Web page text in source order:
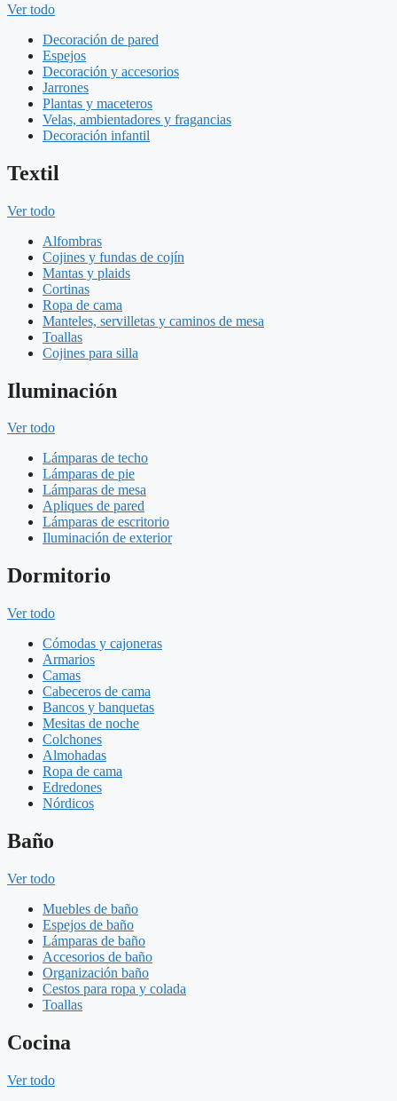
Ver todo
Decoración de pared
Espejos
Decoración y accesorios
Jarrones
Plantas y maceteros
Velas, ambientadores y fragancias
Decoración infantil
Textil
Ver todo
Alfombras
Cojines y fundas de cojín
Mantas y plaids
Cortinas
Ropa de cama
Manteles, servilletas y caminos de mesa
Toallas
Cojines para silla
Iluminación
Ver todo
Lámparas de techo
Lámparas de pie
Lámparas de mesa
Apliques de pared
Lámparas de escritorio
Iluminación de exterior
Dormitorio
Ver todo
Cómodas y cajoneras
Armarios
Camas
Cabeceros de cama
Bancos y banquetas
Mesitas de noche
Colchones
Almohadas
Ropa de cama
Edredones
Nórdicos
Baño
Ver todo
Muebles de baño
Espejos de baño
Lámparas de baño
Accesorios de baño
Organización baño
Cestos para ropa y colada
Toallas
Cocina
Ver todo